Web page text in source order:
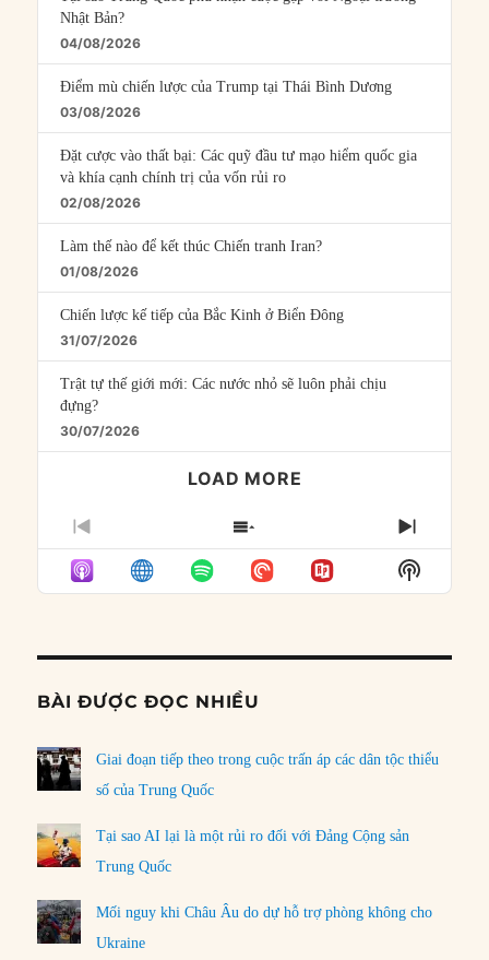
Nhật Bản?
04/08/2026
Điểm mù chiến lược của Trump tại Thái Bình Dương
03/08/2026
Đặt cược vào thất bại: Các quỹ đầu tư mạo hiểm quốc gia
và khía cạnh chính trị của vốn rủi ro
02/08/2026
Làm thế nào để kết thúc Chiến tranh Iran?
01/08/2026
Chiến lược kế tiếp của Bắc Kinh ở Biển Đông
31/07/2026
Trật tự thế giới mới: Các nước nhỏ sẽ luôn phải chịu
đựng?
30/07/2026
LOAD MORE
PREVIOUS
EPISODE
SHOW
EPISODES
LIST
NEXT
Show
Podcast
BÀI ĐƯỢC ĐỌC NHIỀU
Giai đoạn tiếp theo trong cuộc trấn áp các dân tộc thiểu
số của Trung Quốc
Tại sao AI lại là một rủi ro đối với Đảng Cộng sản
Trung Quốc
Mối nguy khi Châu Âu do dự hỗ trợ phòng không cho
Ukraine